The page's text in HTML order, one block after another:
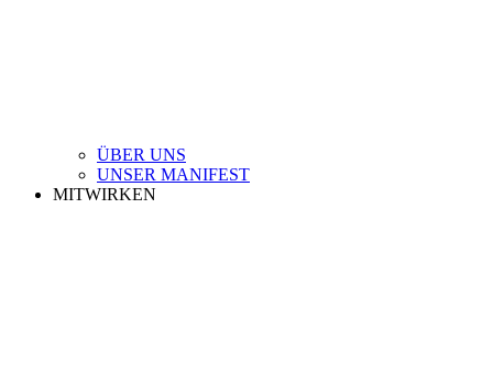
ÜBER UNS
UNSER MANIFEST
MITWIRKEN